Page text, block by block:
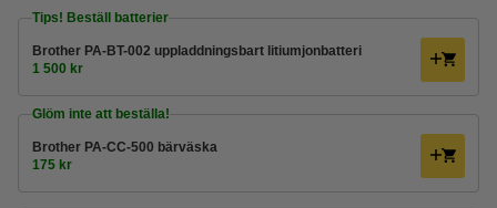
Tips! Beställ batterier
Brother PA-BT-002 uppladdningsbart litiumjonbatteri
1 500 kr
Glöm inte att beställa!
Brother PA-CC-500 bärväska
175 kr